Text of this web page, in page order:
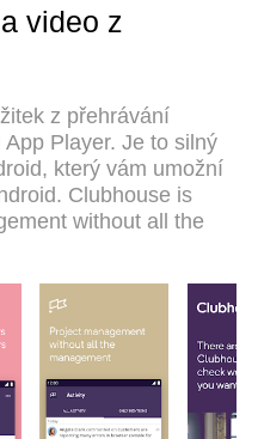
intuitivní
mobilní data a
MEmu 9 je
správce více
účtů současně. A co
emulační modul
počítače, učinit
video z
z přehrávání
Player. Je to silný
který vám umožní
Clubhouse is
without all the